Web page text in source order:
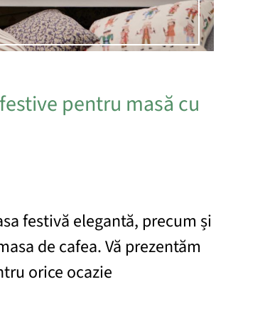
pentru masă cu
festivă elegantă, precum și
de cafea. Vă prezentăm
orice ocazie